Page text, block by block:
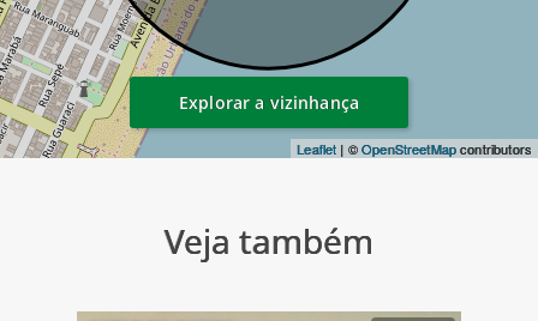
Leaflet | ©OpenStreetMapcontributors
Explorar a vizinhança
Veja também